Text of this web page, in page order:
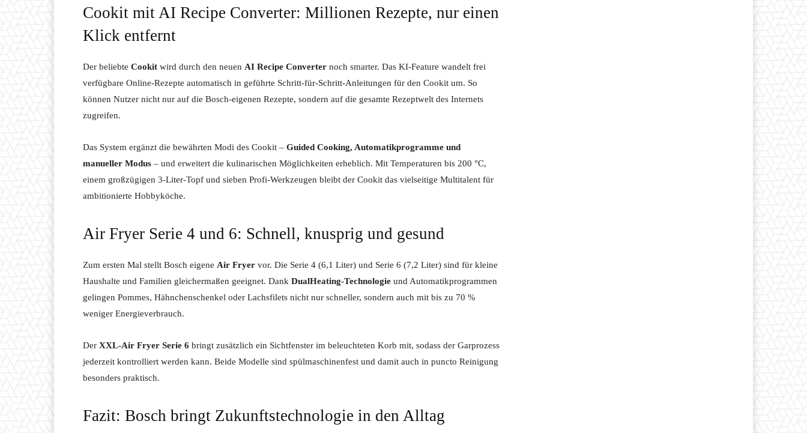
Cookit mit AI Recipe Converter: Millionen Rezepte, nur einen
Klick entfernt
Der beliebte Cookit wird durch den neuen AI Recipe Converter noch smarter. Das KI-Feature wandelt frei
verfügbare Online-Rezepte automatisch in geführte Schritt-für-Schritt-Anleitungen für den Cookit um. So
können Nutzer nicht nur auf die Bosch-eigenen Rezepte, sondern auf die gesamte Rezeptwelt des Internets
zugreifen.
Das System ergänzt die bewährten Modi des Cookit – Guided Cooking, Automatikprogramme und
manueller Modus – und erweitert die kulinarischen Möglichkeiten erheblich. Mit Temperaturen bis 200 °C,
einem großzügigen 3-Liter-Topf und sieben Profi-Werkzeugen bleibt der Cookit das vielseitige Multitalent für
ambitionierte Hobbyköche.
Air Fryer Serie 4 und 6: Schnell, knusprig und gesund
Zum ersten Mal stellt Bosch eigene Air Fryer vor. Die Serie 4 (6,1 Liter) und Serie 6 (7,2 Liter) sind für kleine
Haushalte und Familien gleichermaßen geeignet. Dank DualHeating-Technologie und Automatikprogrammen
gelingen Pommes, Hähnchenschenkel oder Lachsfilets nicht nur schneller, sondern auch mit bis zu 70 %
weniger Energieverbrauch.
Der XXL-Air Fryer Serie 6 bringt zusätzlich ein Sichtfenster im beleuchteten Korb mit, sodass der Garprozess
jederzeit kontrolliert werden kann. Beide Modelle sind spülmaschinenfest und damit auch in puncto Reinigung
besonders praktisch.
Fazit: Bosch bringt Zukunftstechnologie in den Alltag